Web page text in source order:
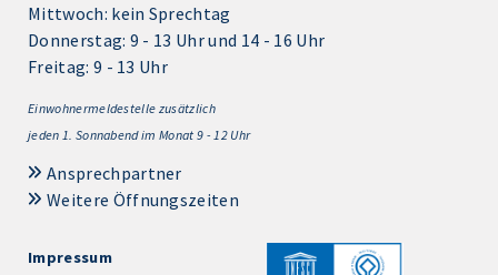
Mittwoch: kein Sprechtag
Donnerstag: 9 - 13 Uhr und 14 - 16 Uhr
Freitag: 9 - 13 Uhr
Einwohnermeldestelle zusätzlich
jeden 1. Sonnabend im Monat 9 - 12 Uhr
Ansprechpartner
Weitere Öffnungszeiten
Impressum